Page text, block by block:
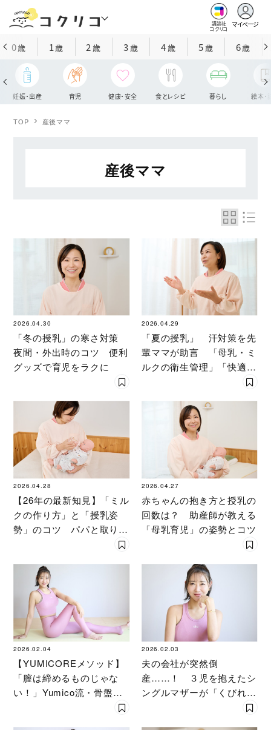
講談社
コクリコ
マイページ
0歳 1歳 2 歳 3歳 4歳 5歳 6歳
妊娠・出産 育児 健康・安全 食とレシピ 暮らし 絵本・
TOP 産後ママ
産後ママ
2026.04.30
「冬の授乳」の寒さ対策
夜間・外出時のコツ 便利
グッズで育児をラクに
2026.04.29
「夏の授乳」 汗対策を先
輩ママが助言 「母乳・ミ
ルクの衛生管理」「快適の
2026.04.28
【26年の最新知見】「ミル
クの作り方」と「授乳姿
勢」のコツ パパと取り組
む「チーム授乳」を助産師
2026.04.27
赤ちゃんの抱き方と授乳の
回数は？ 助産師が教える
「母乳育児」の姿勢とコツ
2026.02.04
【YUMICOREメソッド】
「膣は締めるものじゃな
い！」Yumico流・骨盤底
2026.02.03
夫の会社が突然倒
産……！ ３児を抱えたシ
ングルマザーが「くびれ母
ちゃん」として起死回生す